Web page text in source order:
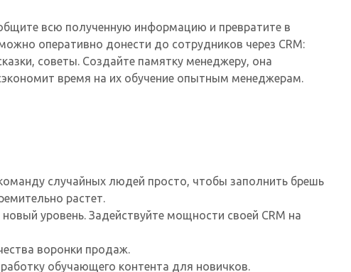
всю полученную информацию и превратите в
оперативно донести до сотрудников через CRM:
советы. Создайте памятку менеджеру, она
время на их обучение опытным менеджерам.
случайных людей просто, чтобы заполнить брешь
растет.
уровень. Задействуйте мощности своей CRM на
воронки продаж.
обучающего контента для новичков.